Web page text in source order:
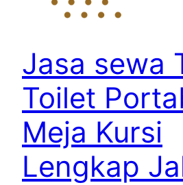
Jasa sewa
Toilet
Meja Kursi
Lengkap